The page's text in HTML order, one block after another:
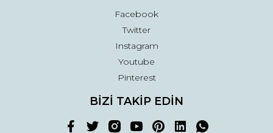
Facebook
Twitter
Instagram
Youtube
Pinterest
BİZİ TAKİP EDİN